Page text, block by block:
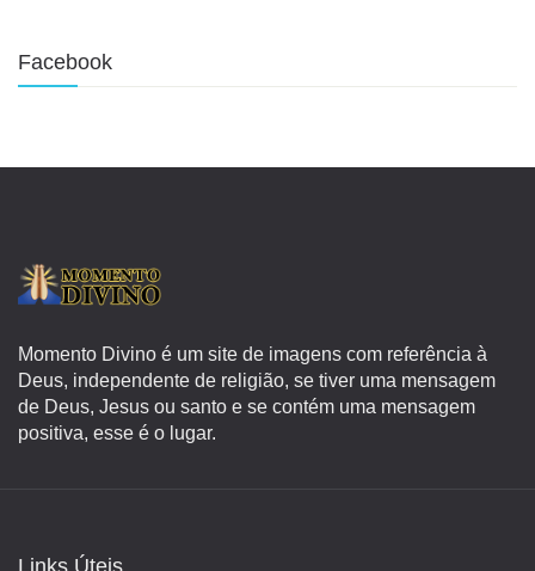
Facebook
Momento Divino é um site de imagens com referência à
Deus, independente de religião, se tiver uma mensagem
de Deus, Jesus ou santo e se contém uma mensagem
positiva, esse é o lugar.